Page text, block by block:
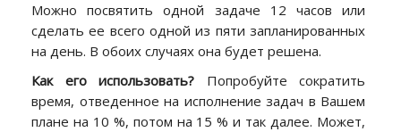
Можно посвятить одной задаче 12 часов или
сделать ее всего одной из пяти запланированных
на день. В обоих случаях она будет решена.
Как его использовать? Попробуйте сократить
время, отведенное на исполнение задач в Вашем
плане на 10 %, потом на 15 % и так далее. Может,